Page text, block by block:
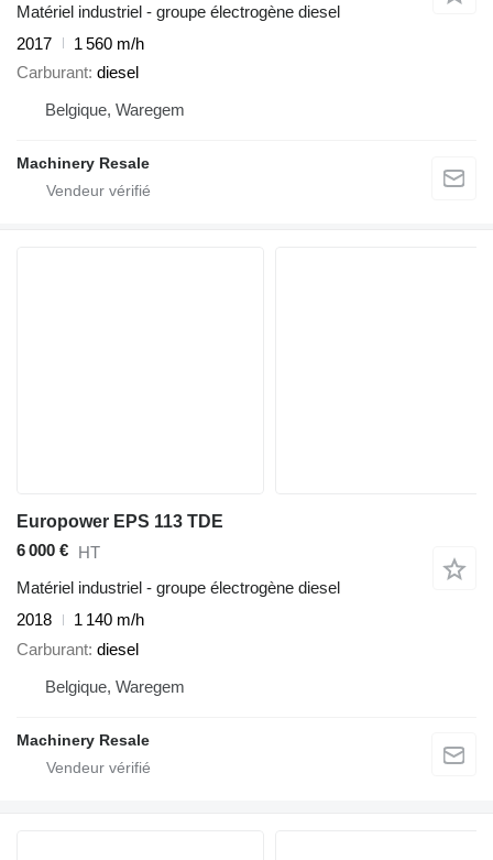
Matériel industriel - groupe électrogène diesel
2017
1 560 m/h
Carburant diesel
Belgique, Waregem
Machinery Resale
Europower EPS 113 TDE
6 000 € HT
Matériel industriel - groupe électrogène diesel
2018
1 140 m/h
Carburant diesel
Belgique, Waregem
Machinery Resale